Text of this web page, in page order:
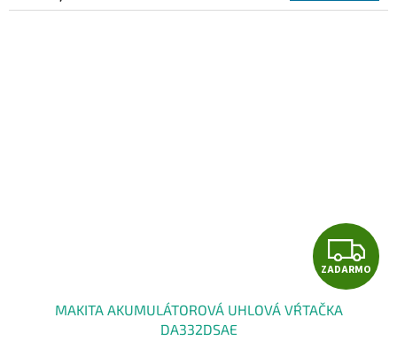
M
Z
A
ZADARMO
MAKITA AKUMULÁTOROVÁ UHLOVÁ VŔTAČKA
DA332DSAE